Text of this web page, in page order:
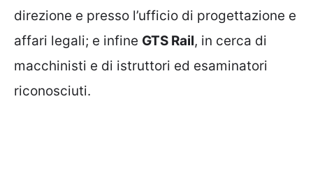
direzione e presso l’ufficio di progettazione e
affari legali; e infine GTS Rail, in cerca di
macchinisti e di istruttori ed esaminatori
riconosciuti.